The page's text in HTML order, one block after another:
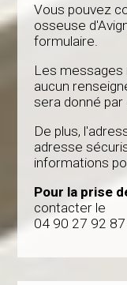
Vous pouvez
osseuse
formulaire.
Les messages
aucun
sera donné par
De plus,
adresse
informations
Pour la prise
contacter le
04 90 27 92 87